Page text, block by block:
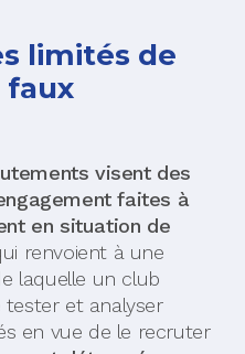
limités de
visent des
faites à
en situation de
renvoient à une
laquelle un club
tester et analyser
en vue de le recruter